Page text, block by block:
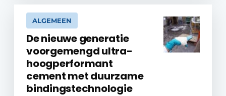
ALGEMEEN
De nieuwe generatie
voorgemengd ultra-
hoogperformant
cement met duurzame
bindingstechnologie